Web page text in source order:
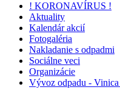
! KORONAVÍRUS !
Aktuality
Kalendár akcií
Fotogaléria
Nakladanie s odpadmi
Sociálne veci
Organizácie
Vývoz odpadu -